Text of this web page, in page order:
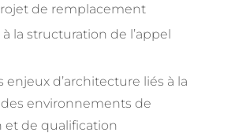
de remplacement
la structuration de l’appel
enjeux d’architecture liés à la
environnements de
et de qualification